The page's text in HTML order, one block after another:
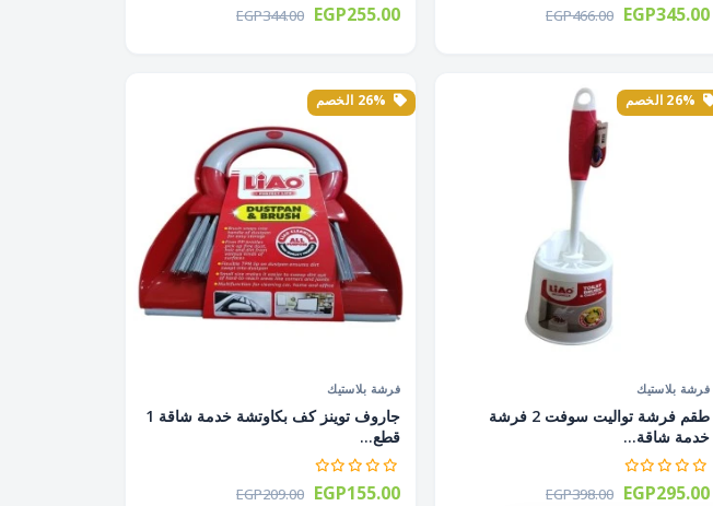
EGP466.00 EGP345.00
EGP344.00 EGP255.00
فرشة بلاستيك
طقم فرشة تواليت سوفت 2 فرشة
خدمة شاقة...
EGP398.00 EGP295.00
فرشة بلاستيك
جاروف توينز كف بكاوتشة خدمة شاقة 1
قطع...
EGP209.00 EGP155.00